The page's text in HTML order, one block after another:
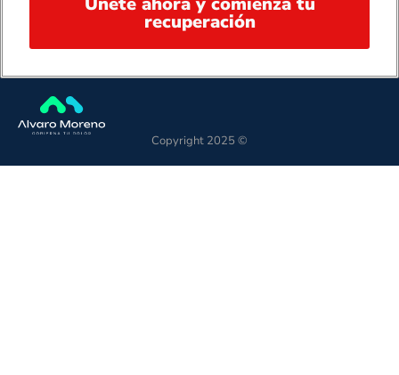
recuperación
Copyright 2025 ©